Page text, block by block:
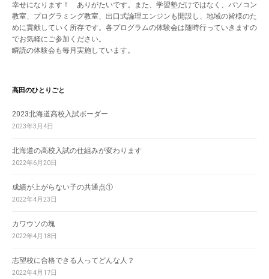
幸せになります！ ありがたいです。また、学習塾だけではなく、パソコン
教室、プログラミング教室、出口式論理エンジンも開設し、地域の皆様のた
めに貢献していく所存です。各プログラムの体験会は随時行っていきますの
でお気軽にご参加ください。
瞬読の体験会も毎月実施しています。
高田のひとりごと
2023北海道高校入試ボーダー
2023年3月4日
北海道の高校入試の仕組みが変わります
2022年6月20日
成績が上がらない子の共通点①
2022年4月23日
カワウソの塊
2022年4月18日
志望校に合格できる人ってどんな人？
2022年4月17日